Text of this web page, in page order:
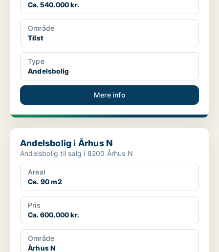
Ca. 540.000 kr.
Område
Tilst
Type
Andelsbolig
Mere info
Andelsbolig i Århus N
Andelsbolig i Århus N
Andelsbolig til salg i 8200 Århus N
Areal
Ca. 90 m2
Pris
Ca. 600.000 kr.
Område
Århus N